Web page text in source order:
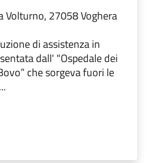
Volturno, 27058 Voghera
di assistenza in
dall' "Ospedale dei
che sorgeva fuori le